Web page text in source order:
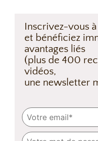
Inscrivez-vous à
et bénéficiez
avantages liés
(plus de 400
vidéos,
une newsletter